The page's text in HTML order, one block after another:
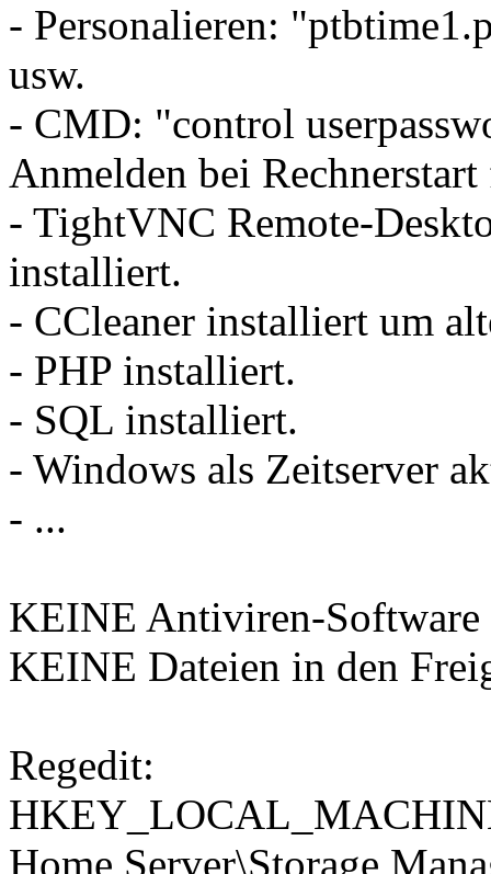
- Personalieren:
usw.
- CMD: "control
Anmelden bei
- TightVNC Remote-
installiert.
- CCleaner installiert um
- PHP installiert.
- SQL installiert.
- Windows als Zeitserver
- ...
KEINE Antiviren-
KEINE Dateien in den
Regedit:
Home Server\Storage